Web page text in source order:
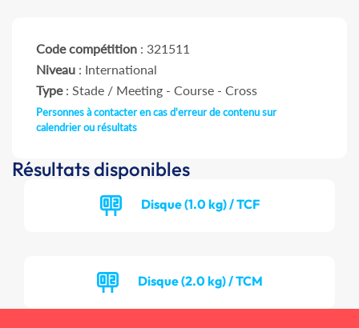
Code compétition : 321511
Niveau : International
Type: Stade / Meeting - Course - Cross
Personnes à contacter en cas d'erreur de contenu sur
calendrier ou résultats
Résultats disponibles
Disque (1.0 kg) / TCF
Disque (2.0 kg) / TCM